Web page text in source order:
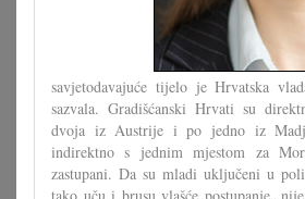
savjetodavajuće tijelo je Hrvatska
sazvala. Gradišćanski Hrvati su
dvoja iz Austrije i po jedno iz
indirektno s jednim mjestom za
zastupani. Da su mladi uključeni u